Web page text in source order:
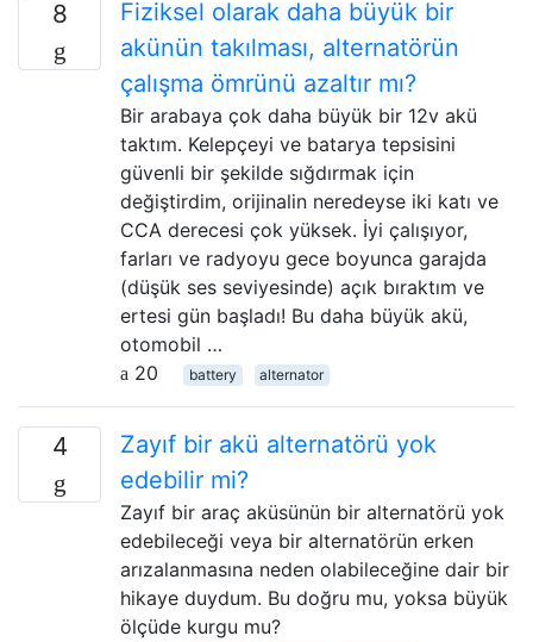
8
Fiziksel olarak daha büyük bir
akünün takılması, alternatörün
çalışma ömrünü azaltır mı?
Bir arabaya çok daha büyük bir 12v akü
taktım. Kelepçeyi ve batarya tepsisini
güvenli bir şekilde sığdırmak için
değiştirdim, orijinalin neredeyse iki katı ve
CCA derecesi çok yüksek. İyi çalışıyor,
farları ve radyoyu gece boyunca garajda
(düşük ses seviyesinde) açık bıraktım ve
ertesi gün başladı! Bu daha büyük akü,
otomobil …
20
battery alternator
4
Zayıf bir akü alternatörü yok
edebilir mi?
Zayıf bir araç aküsünün bir alternatörü yok
edebileceği veya bir alternatörün erken
arızalanmasına neden olabileceğine dair bir
hikaye duydum. Bu doğru mu, yoksa büyük
ölçüde kurgu mu?